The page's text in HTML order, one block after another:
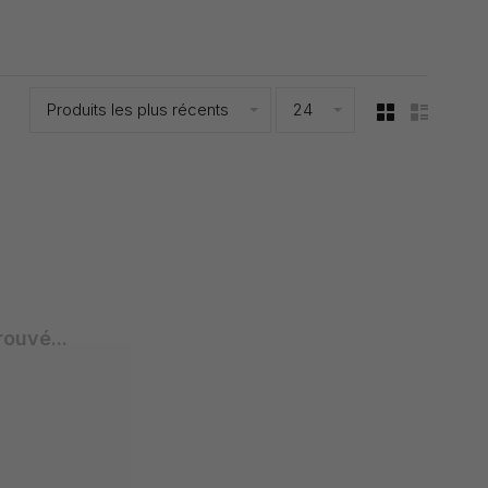
Produits les plus récents 24